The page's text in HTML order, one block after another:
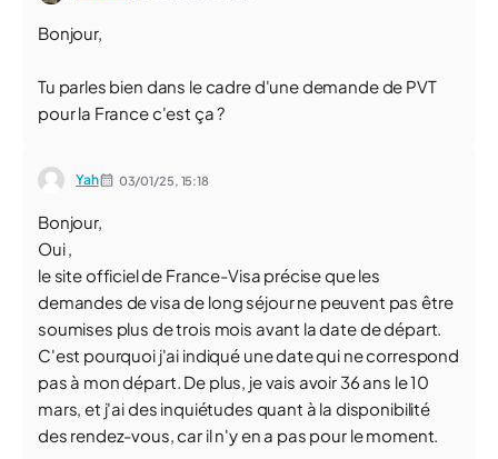
Bonjour,
Tu parles bien dans le cadre d'une demande de PVT
pour la France c'est ça ?
Yah 03/01/25, 15:18
Bonjour,
Oui ,
le site officiel de France-Visa précise que les
demandes de visa de long séjour ne peuvent pas être
soumises plus de trois mois avant la date de départ.
C'est pourquoi j'ai indiqué une date qui ne correspond
pas à mon départ. De plus, je vais avoir 36 ans le 10
mars, et j'ai des inquiétudes quant à la disponibilité
des rendez-vous, car il n'y en a pas pour le moment.